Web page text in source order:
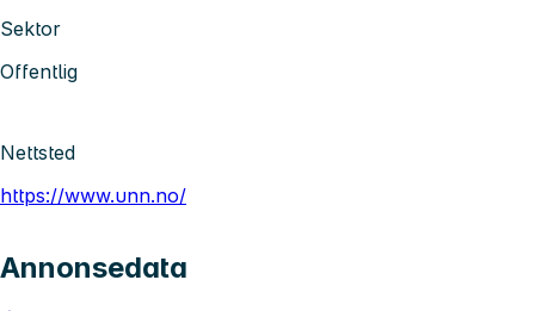
Sektor
Offentlig
Nettsted
https://www.unn.no/
Annonsedata